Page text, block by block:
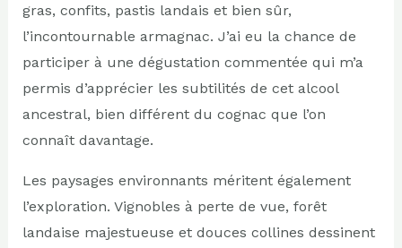
gras, confits, pastis landais et bien sûr,
l’incontournable armagnac. J’ai eu la chance de
participer à une dégustation commentée qui m’a
permis d’apprécier les subtilités de cet alcool
ancestral, bien différent du cognac que l’on
connaît davantage.
Les paysages environnants méritent également
l’exploration. Vignobles à perte de vue, forêt
landaise majestueuse et douces collines dessinent